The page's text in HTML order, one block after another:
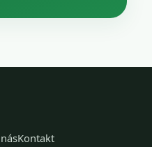
Kontakt